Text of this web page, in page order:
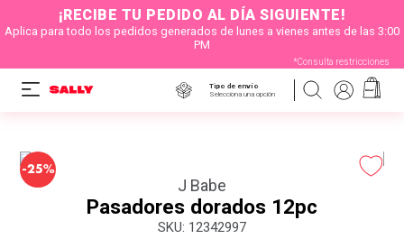
¡RECIBE TU PEDIDO AL DÍA SIGUIENTE!
Aplica para todo los pedidos generados de lunes a vienes antes de las 3:00
PM
*Consulta restricciones
Tipo de envío
Selecciona una opción
-25%
J Babe
Pasadores dorados 12pc
: 12342997